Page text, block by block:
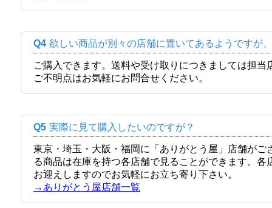
Q4 欲しい商品が別々の店舗に置いてあるようですが
ご購入できます。送料や受け取りにつきましては担
ご不明点はお気軽にお問合せください。
Q5 実際に見て購入したいのですが？
東京・埼玉・大阪・福岡に「ありがとう屋」店舗が
る商品は在庫を持つ各店舗で見ることができます。
お迎えしますのでお気軽にお立ち寄り下さい。
→ありがとう屋店舗一覧